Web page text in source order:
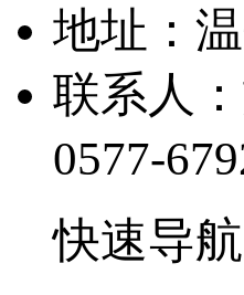
地址
联系人
0577-
快速导航